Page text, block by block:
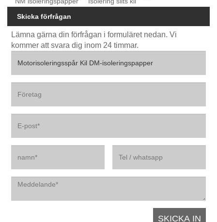
Skicka förfrågan
Lämna gärna din förfrågan i formuläret nedan. Vi
kommer att svara dig inom 24 timmar.